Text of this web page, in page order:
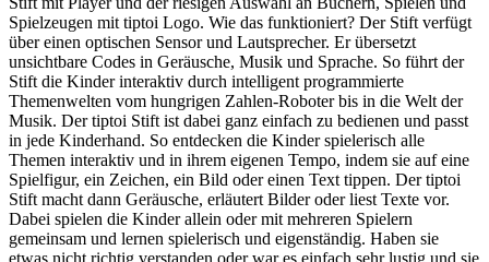
Spielzeugen mit tiptoi Logo. Wie das funktioniert? Der Stift verfügt
über einen optischen Sensor und Lautsprecher. Er übersetzt
unsichtbare Codes in Geräusche, Musik und Sprache. So führt der
Stift die Kinder interaktiv durch intelligent programmierte
Themenwelten vom hungrigen Zahlen-Roboter bis in die Welt der
Musik. Der tiptoi Stift ist dabei ganz einfach zu bedienen und passt
in jede Kinderhand. So entdecken die Kinder spielerisch alle
Themen interaktiv und in ihrem eigenen Tempo, indem sie auf eine
Spielfigur, ein Zeichen, ein Bild oder einen Text tippen. Der tiptoi
Stift macht dann Geräusche, erläutert Bilder oder liest Texte vor.
Dabei spielen die Kinder allein oder mit mehreren Spielern
gemeinsam und lernen spielerisch und eigenständig. Haben sie
etwas nicht richtig verstanden oder war es einfach sehr lustig und sie